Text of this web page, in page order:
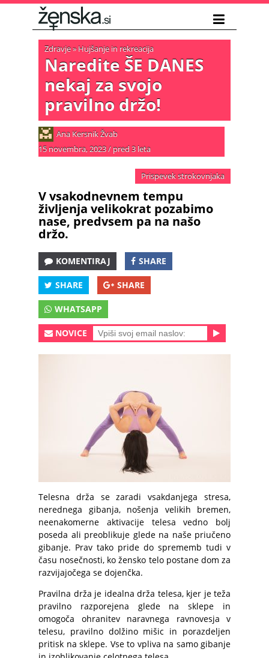
Zdravje» Hujšanje in rekreacija
Naredite ŠE DANES
nekaj za svojo
pravilno držo!
Ana Kersnik Žvab
15 novembra, 2023/ pred 3 leta
Prispevek strokovnjaka
V vsakodnevnem tempu
življenja velikokrat pozabimo
nase, predvsem pa na našo
držo.
KOMENTIRAJ SHARE
SHARE SHARE
WHATSAPP
NOVICE
Telesna drža se zaradi vsakdanjega stresa,
nerednega gibanja, nošenja velikih bremen,
neenakomerne aktivacije telesa vedno bolj
poseda ali preoblikuje glede na naše priučeno
gibanje. Prav tako pride do sprememb tudi v
času nosečnosti, ko žensko telo postane dom za
razvijajočega se dojenčka.
Pravilna drža je idealna drža telesa, kjer je teža
pravilno razporejena glede na sklepe in
omogoča ohranitev naravnega ravnovesja v
telesu, pravilno dolžino mišic in porazdeljen
pritisk na sklepe. Vse to vpliva na samo gibanje